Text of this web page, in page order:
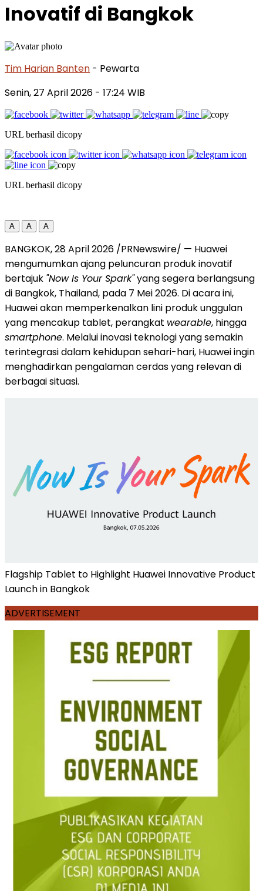
Inovatif di Bangkok
Tim Harian Banten - Pewarta
Senin, 27 April 2026 - 17:24 WIB
URL berhasil dicopy
URL berhasil dicopy
A A A
BANGKOK, 28 April 2026 /PRNewswire/ — Huawei
mengumumkan ajang peluncuran produk inovatif
bertajuk "Now Is Your Spark"yang segera berlangsung
di Bangkok, Thailand, pada 7 Mei 2026. Di acara ini,
Huawei akan memperkenalkan lini produk unggulan
yang mencakup tablet, perangkat wearable, hingga
smartphone. Melalui inovasi teknologi yang semakin
terintegrasi dalam kehidupan sehari-hari, Huawei ingin
menghadirkan pengalaman cerdas yang relevan di
berbagai situasi.
Flagship Tablet to Highlight Huawei Innovative Product
Launch in Bangkok
ADVERTISEMENT